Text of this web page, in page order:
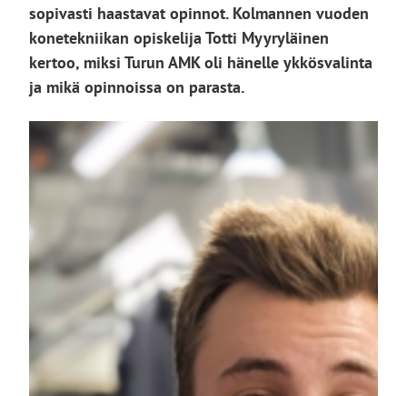
sopivasti haastavat opinnot. Kolmannen vuoden
konetekniikan opiskelija Totti Myyryläinen
kertoo, miksi Turun AMK oli hänelle ykkösvalinta
ja mikä opinnoissa on parasta.